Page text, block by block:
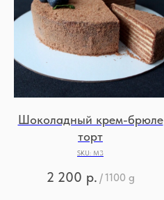
Шоколадный крем-брюле
торт
SKU: М3
2 200 р. /1100 g